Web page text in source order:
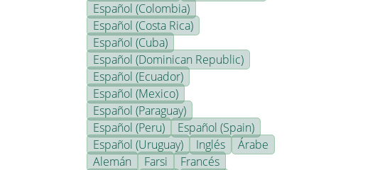
Español (Colombia)
Español (Costa Rica)
Español (Cuba)
Español (Dominican Republic)
Español (Ecuador)
Español (Mexico)
Español (Paraguay)
Español (Peru)
Español (Spain)
Español (Uruguay)
Inglés
Árabe
Alemán
Farsi
Francés